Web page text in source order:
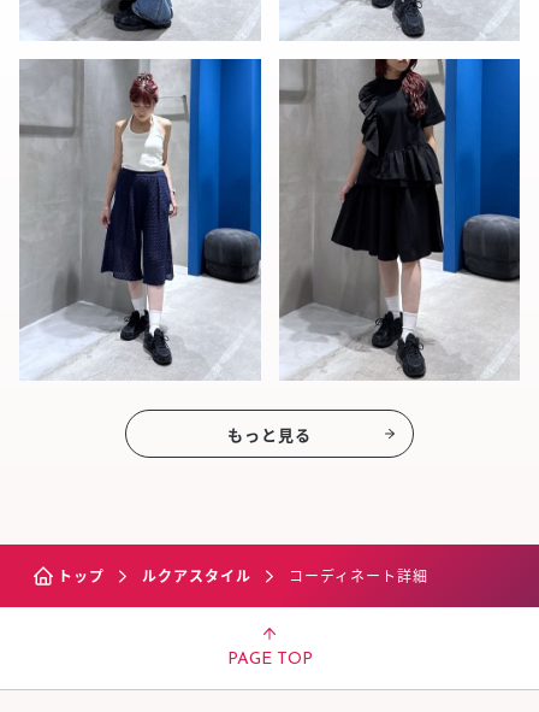
もっと見る
トップ ルクアスタイル コーディネート詳細
PAGE TOP